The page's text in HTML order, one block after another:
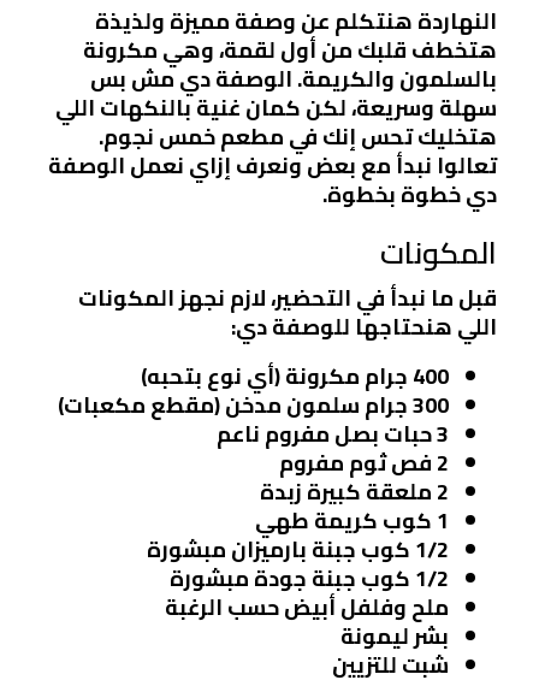
النهاردة هنتكلم عن وصفة مميزة ولذيذة
هتخطف قلبك من أول لقمة، وهي مكرونة
بالسلمون والكريمة. الوصفة دي مش بس
سهلة وسريعة، لكن كمان غنية بالنكهات اللي
هتخليك تحس إنك في مطعم خمس نجوم.
تعالوا نبدأ مع بعض ونعرف إزاي نعمل الوصفة
دي خطوة بخطوة.
المكونات
قبل ما نبدأ في التحضير، لازم نجهز المكونات
اللي هنحتاجها للوصفة دي:
400 جرام مكرونة (أي نوع بتحبه)
300 جرام سلمون مدخن (مقطع مكعبات)
3 حبات بصل مفروم ناعم
2 فص ثوم مفروم
2 ملعقة كبيرة زبدة
1 كوب كريمة طهي
1/2 كوب جبنة بارميزان مبشورة
1/2 كوب جبنة جودة مبشورة
ملح وفلفل أبيض حسب الرغبة
بشر ليمونة
شبت للتزيين